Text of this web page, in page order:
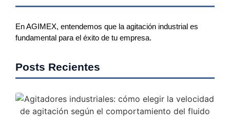
En AGIMEX, entendemos que la agitación industrial es
fundamental para el éxito de tu empresa.
Posts Recientes